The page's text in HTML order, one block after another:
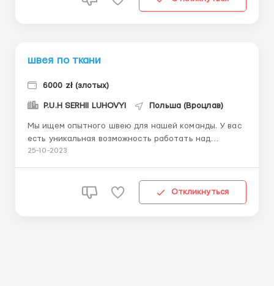
швея по ткани
6000 zł (злотых)
P.U.H SERHII LUHOVYI Польша (Вроцлав)
Мы ищем опытного швею для нашей команды. У вас
есть уникальная возможность работать над
производством изделий из ткани (изделия для
чертежами и инструкциями. - Контроль качества
25-10-2023
Откликнуться